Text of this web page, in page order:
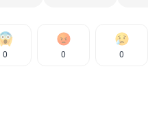
0 0 0